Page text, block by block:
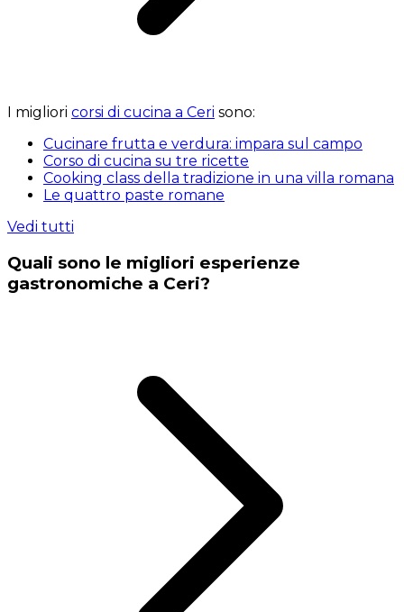
I migliori corsi di cucina a Ceri sono:
Cucinare frutta e verdura: impara sul campo
Corso di cucina su tre ricette
Cooking class della tradizione in una villa romana
Le quattro paste romane
Vedi tutti
Quali sono le migliori esperienze
gastronomiche a Ceri?